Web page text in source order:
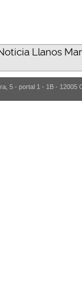
Llanos
5 - portal 1 - 1B - 12005